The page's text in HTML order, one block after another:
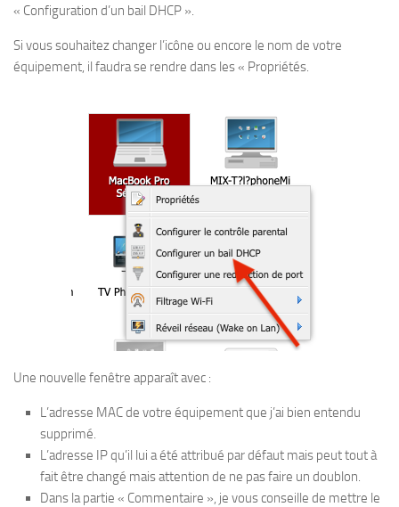
« Configuration d’un bail DHCP ».
Si vous souhaitez changer l’icône ou encore le nom de votre
équipement, il faudra se rendre dans les « Propriétés.
Une nouvelle fenêtre apparaît avec :
L’adresse MAC de votre équipement que j’ai bien entendu
supprimé.
L’adresse IP qu’il lui a été attribué par défaut mais peut tout à
fait être changé mais attention de ne pas faire un doublon.
Dans la partie « Commentaire », je vous conseille de mettre le